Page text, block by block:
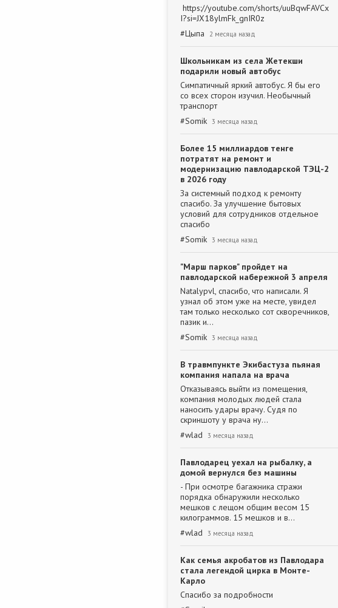
https://youtube.com/shorts/uuBqwFAVCx
I?si=JX18ylmFk_gnIR0z
#Цыпа 2 месяца назад
Школьникам из села Жетекши
подарили новый автобус
Симпатичный яркий автобус. Я бы его
со всех сторон изучил. Необычный
транспорт
#Somik 3 месяца назад
Более 15 миллиардов тенге
потратят на ремонт и
модернизацию павлодарской ТЭЦ-2
в 2026 году
За системный подход к ремонту
спасибо. За улучшение бытовых
условий для сотрудников отдельное
спасибо
#Somik 3 месяца назад
"Марш парков" пройдет на
павлодарской набережной 3 апреля
Natalypvl, спасибо, что написали. Я
узнал об этом уже на месте, увидел
там только несколько сот скворечников,
пазик и…
#Somik 3 месяца назад
В травмпункте Экибастуза пьяная
компания напала на врача
Отказываясь выйти из помещения,
компания молодых людей стала
наносить удары врачу. Судя по
скриншоту у врача ну…
#wlad 3 месяца назад
Павлодарец уехал на рыбалку, а
домой вернулся без машины
- При осмотре багажника стражи
порядка обнаружили несколько
мешков с лещом общим весом 15
килограммов. 15 мешков и в…
#wlad 3 месяца назад
Как семья акробатов из Павлодара
стала легендой цирка в Монте-
Карло
Спасибо за подробности